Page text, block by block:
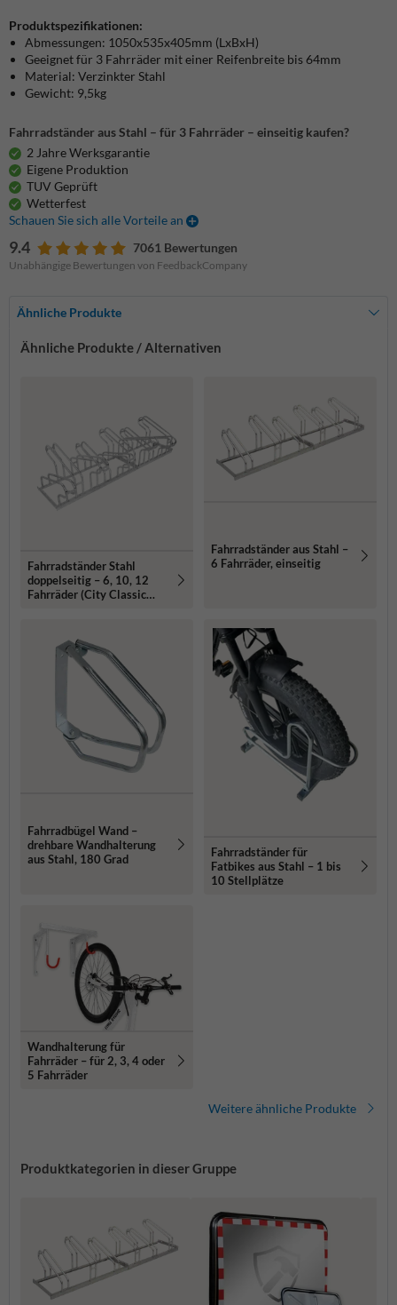
Produktspezifikationen:
Abmessungen: 1050x535x405mm (LxBxH)
Geeignet für 3 Fahrräder mit einer Reifenbreite bis 64mm
Material: Verzinkter Stahl
Gewicht: 9,5kg
Fahrradständer aus Stahl – für 3 Fahrräder – einseitig kaufen?
2 Jahre Werksgarantie
Eigene Produktion
TUV Geprüft
Wetterfest
Schauen Sie sich alle Vorteile an
9.4 7061 Bewertungen
Unabhängige Bewertungen von FeedbackCompany
Ähnliche Produkte
Ähnliche Produkte / Alternativen
Fahrradständer Stahl
doppelseitig – 6, 10, 12
Fahrräder (City Classic
Fahrradständer aus Stahl –
6 Fahrräder, einseitig
Fahrradbügel Wand –
drehbare Wandhalterung
aus Stahl, 180 Grad
Fahrradständer für
Fatbikes aus Stahl – 1 bis
10 Stellplätze
Wandhalterung für
Fahrräder – für 2, 3, 4 oder
5 Fahrräder
Weitere ähnliche Produkte
Produktkategorien in dieser Gruppe